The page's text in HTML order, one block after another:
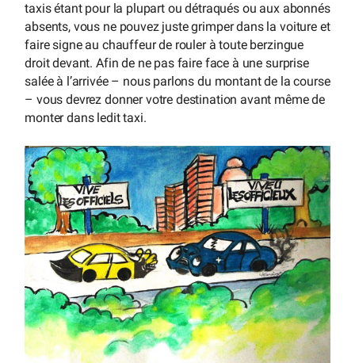
taxis étant pour la plupart ou détraqués ou aux abonnés
absents, vous ne pouvez juste grimper dans la voiture et
faire signe au chauffeur de rouler à toute berzingue
droit devant. Afin de ne pas faire face à une surprise
salée à l’arrivée – nous parlons du montant de la course
– vous devrez donner votre destination avant même de
monter dans ledit taxi.